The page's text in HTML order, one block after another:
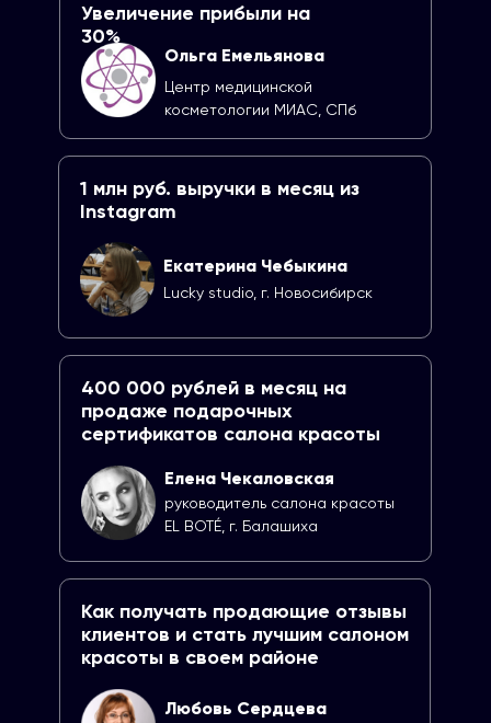
Центр медицинской
косметологии МИАС, СПб
Ольга Емельянова
Увеличение прибыли на
30%
Lucky studio, г. Новосибирск
Екатерина Чебыкина
1 млн руб. выручки в месяц из
Instagram
400 000 рублей в месяц на
продаже подарочных
сертификатов салона красоты
Елена Чекаловская
руководитель салона красоты
EL BOTÉ, г. Балашиха
Любовь Сердцева
Как получать продающие отзывы
клиентов и стать лучшим салоном
красоты в своем районе